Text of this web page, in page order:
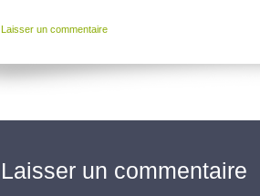
Laisser un commentaire
Laisser un commentaire